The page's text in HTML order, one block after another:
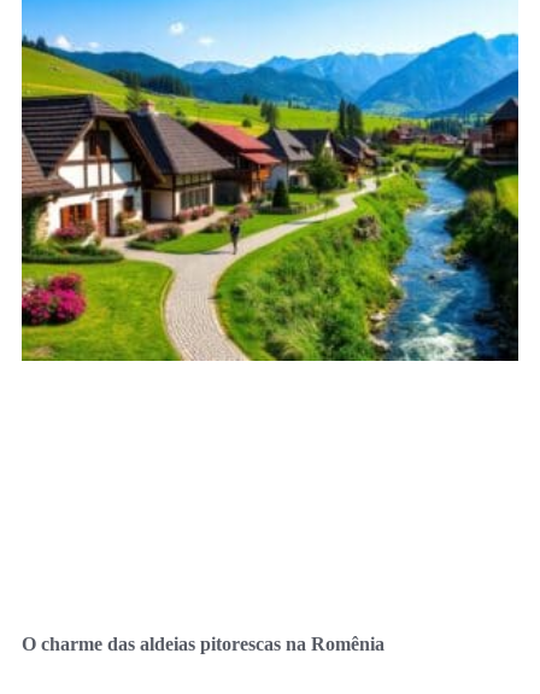
O charme das aldeias pitorescas na Romênia